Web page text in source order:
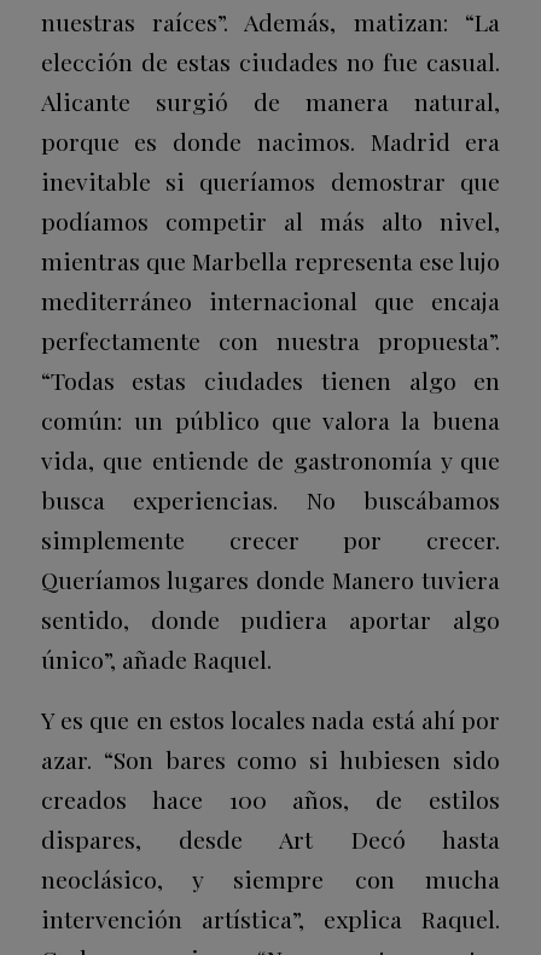
nuestras raíces”. Además, matizan: “La
elección de estas ciudades no fue casual.
Alicante surgió de manera natural,
porque es donde nacimos. Madrid era
inevitable si queríamos demostrar que
podíamos competir al más alto nivel,
mientras que Marbella representa ese lujo
mediterráneo internacional que encaja
perfectamente con nuestra propuesta”.
“Todas estas ciudades tienen algo en
común: un público que valora la buena
vida, que entiende de gastronomía y que
busca experiencias. No buscábamos
simplemente crecer por crecer.
Queríamos lugares donde Manero tuviera
sentido, donde pudiera aportar algo
único”, añade Raquel.
Y es que en estos locales nada está ahí por
azar. “Son bares como si hubiesen sido
creados hace 100 años, de estilos
dispares, desde Art Decó hasta
neoclásico, y siempre con mucha
intervención artística”, explica Raquel.